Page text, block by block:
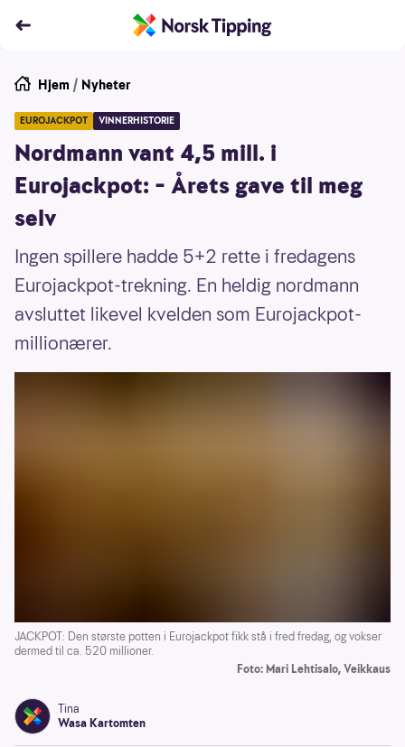
Hjem / Nyheter
EUROJACKPOT VINNERHISTORIE
Nordmann vant 4,5 mill. i
Eurojackpot: – Årets gave til meg
selv
Ingen spillere hadde 5+2 rette i fredagens
Eurojackpot-trekning. En heldig nordmann
avsluttet likevel kvelden som Eurojackpot-
millionærer.
JACKPOT: Den største potten i Eurojackpot fikk stå i fred fredag, og vokser
dermed til ca. 520 millioner.
Foto: Mari Lehtisalo, Veikkaus
Tina
Wasa Kartomten